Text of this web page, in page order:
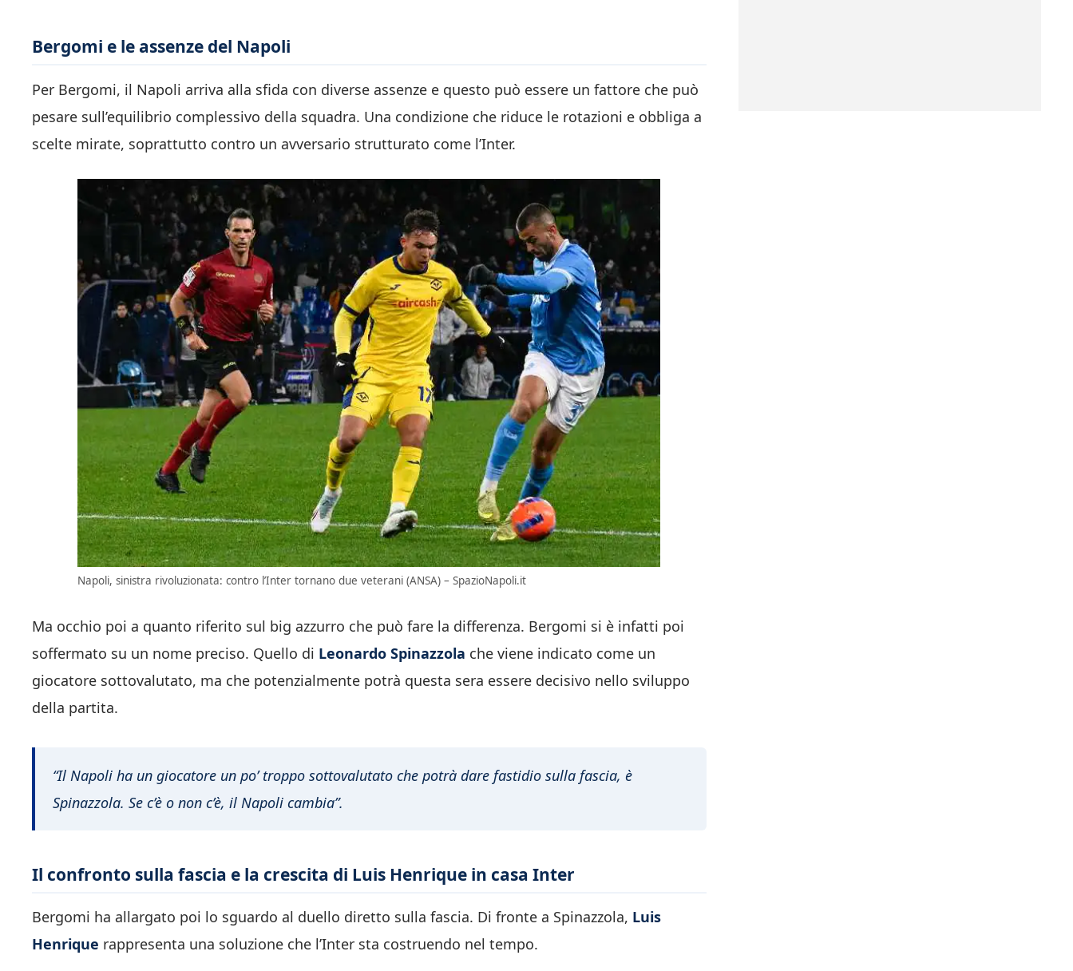
Bergomi e le assenze del Napoli
Per Bergomi, il Napoli arriva alla sfida con diverse assenze e questo può essere un fattore che può
pesare sull’equilibrio complessivo della squadra. Una condizione che riduce le rotazioni e obbliga a
scelte mirate, soprattutto contro un avversario strutturato come l’Inter.
Napoli, sinistra rivoluzionata: contro l’Inter tornano due veterani (ANSA) – SpazioNapoli.it
Ma occhio poi a quanto riferito sul big azzurro che può fare la differenza. Bergomi si è infatti poi
soffermato su un nome preciso. Quello di Leonardo Spinazzola che viene indicato come un
giocatore sottovalutato, ma che potenzialmente potrà questa sera essere decisivo nello sviluppo
della partita.
“Il Napoli ha un giocatore un po’ troppo sottovalutato che potrà dare fastidio sulla fascia, è
Spinazzola. Se c’è o non c’è, il Napoli cambia”.
Il confronto sulla fascia e la crescita di Luis Henrique in casa Inter
Bergomi ha allargato poi lo sguardo al duello diretto sulla fascia. Di fronte a Spinazzola, Luis
Henrique rappresenta una soluzione che l’Inter sta costruendo nel tempo.